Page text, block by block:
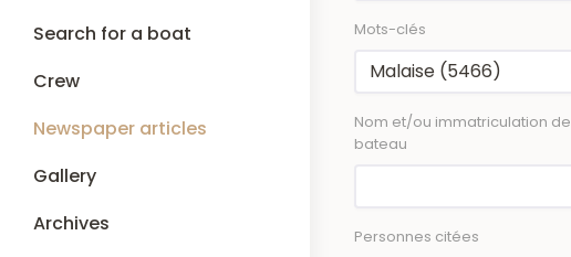
Search for a boat
Crew
Newspaper articles
Gallery
Archives
Mots-clés
Nom et/ou immatriculation de
bateau
Personnes citées